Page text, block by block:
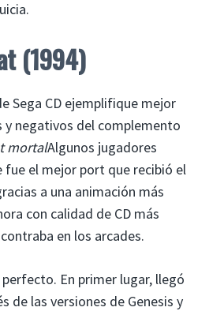
(1994)
Sega CD ejemplifique mejor
y negativos del complemento
mortalAlgunos jugadores
el mejor port que recibió el
a una animación más
con calidad de CD más
en los arcades.
En primer lugar, llegó
de las versiones de Genesis y